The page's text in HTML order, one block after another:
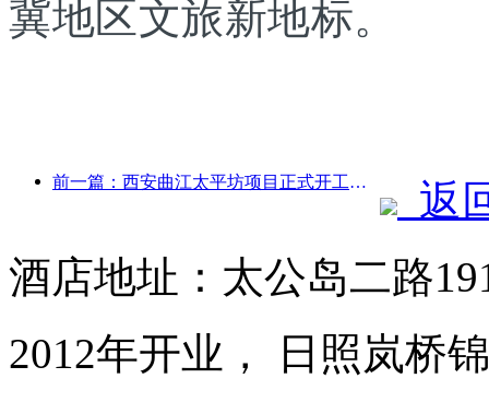
冀地区文旅新地标。
前一篇：西安曲江太平坊项目正式开工，总建面13.7万方
返
酒店地址：太公岛二路
2012年开业， 日照岚